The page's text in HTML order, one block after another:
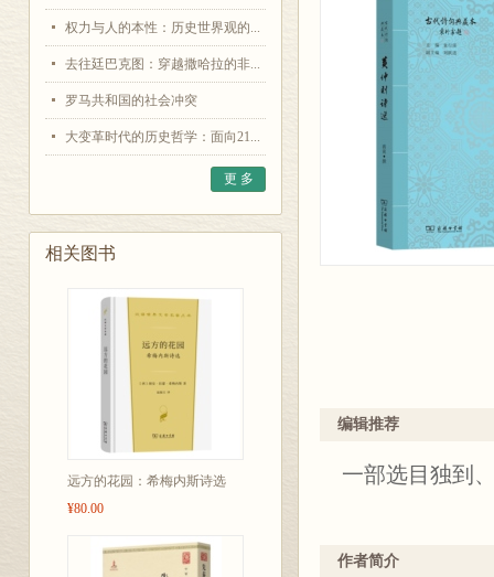
权力与人的本性：历史世界观的...
去往廷巴克图：穿越撒哈拉的非...
罗马共和国的社会冲突
大变革时代的历史哲学：面向21...
更 多
相关图书
远方的花园：希梅内斯诗选
¥80.00
编辑推荐
一部选目独到
作者简介